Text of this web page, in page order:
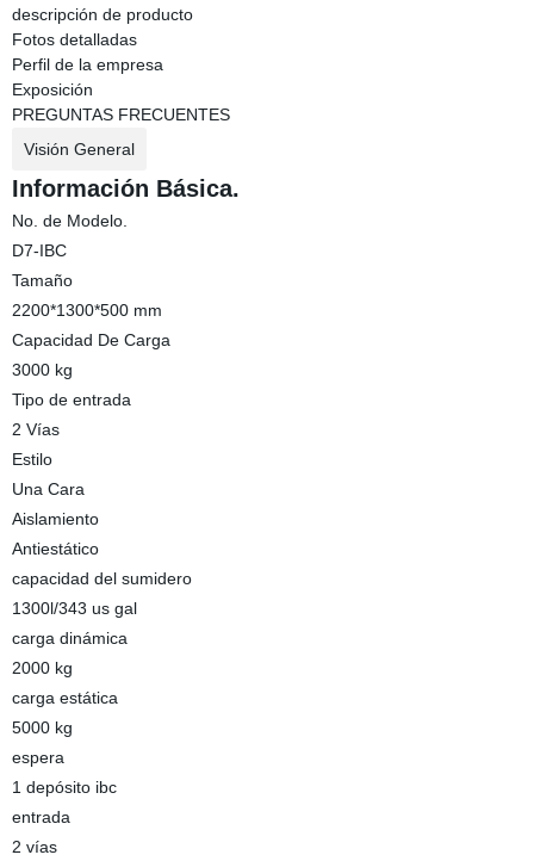
descripción de producto
Fotos detalladas
Perfil de la empresa
Exposición
PREGUNTAS FRECUENTES
Visión General
Información Básica.
No. de Modelo.
D7-IBC
Tamaño
2200*1300*500 mm
Capacidad De Carga
3000 kg
Tipo de entrada
2 Vías
Estilo
Una Cara
Aislamiento
Antiestático
capacidad del sumidero
1300l/343 us gal
carga dinámica
2000 kg
carga estática
5000 kg
espera
1 depósito ibc
entrada
2 vías